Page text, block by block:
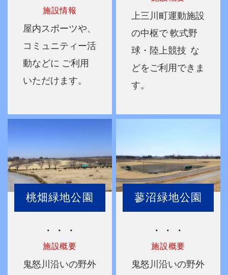
施設情報
屋内スポーツや、
コミュニティー活
動などに ご利用
いただけます。
上三川町運動施設
の中枢で 軟式野
球・陸上競技 な
どをご利用できま
す。
桃畑緑地公園
・・・
施設概要
鬼怒川沿いの野外
蓼沼緑地公園
・・・
施設概要
鬼怒川沿いの野外